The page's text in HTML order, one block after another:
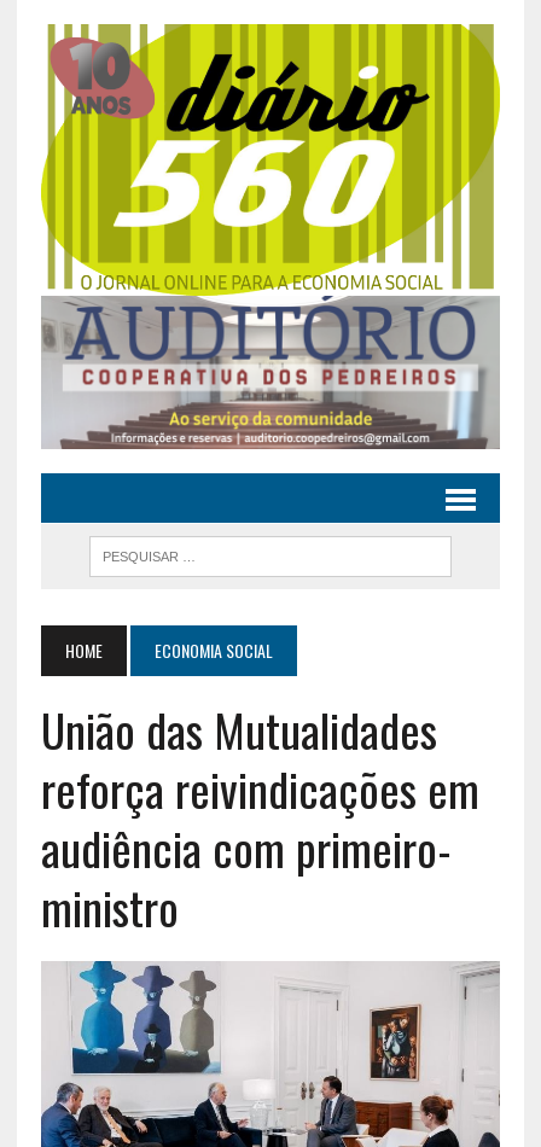
HOME ECONOMIA SOCIAL
União das Mutualidades
reforça reivindicações em
audiência com primeiro-
ministro